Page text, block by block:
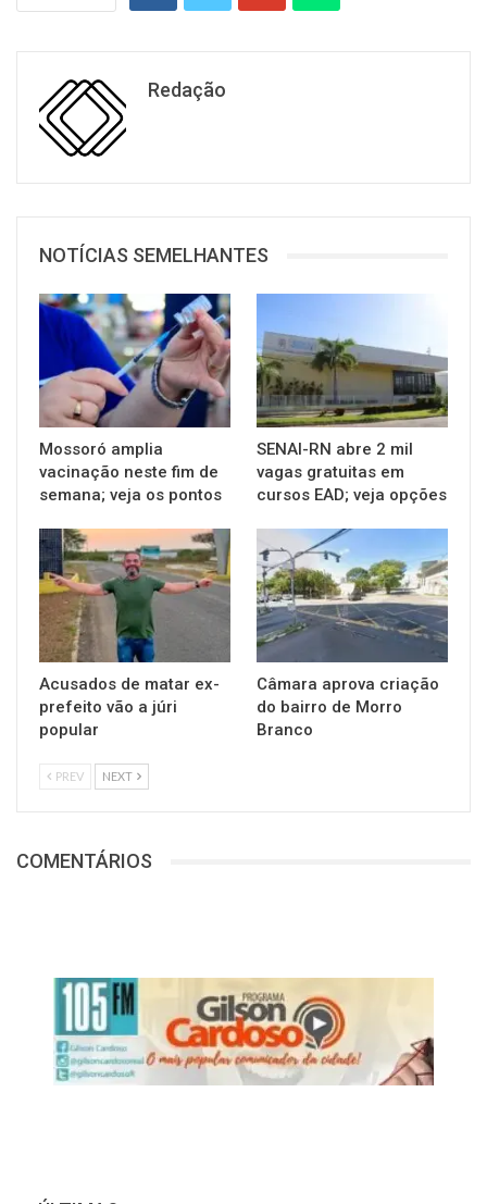
Redação
NOTÍCIAS SEMELHANTES
Mossoró amplia
vacinação neste fim de
semana; veja os pontos
SENAI-RN abre 2 mil
vagas gratuitas em
cursos EAD; veja opções
Acusados de matar ex-
prefeito vão a júri
popular
Câmara aprova criação
do bairro de Morro
Branco
PREV NEXT
COMENTÁRIOS